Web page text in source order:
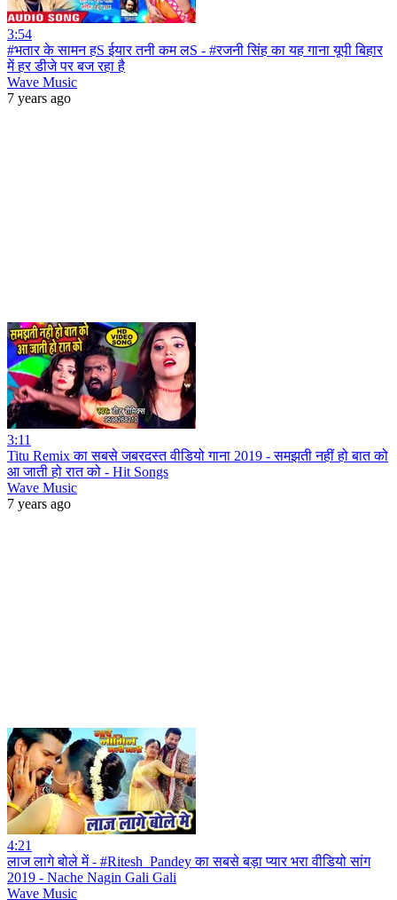
3:54
#भतार के सामन हS ईयार तनी कम लS - #रजनी सिंह का यह गाना यूपी बिहार
में हर डीजे पर बज रहा है
Wave Music
7 years ago
3:11
Titu Remix का सबसे जबरदस्त वीडियो गाना 2019 - समझती नहीं हो बात को
आ जाती हो रात को - Hit Songs
Wave Music
7 years ago
4:21
लाज लागे बोले में - #Ritesh_Pandey का सबसे बड़ा प्यार भरा वीडियो सांग
2019 - Nache Nagin Gali Gali
Wave Music